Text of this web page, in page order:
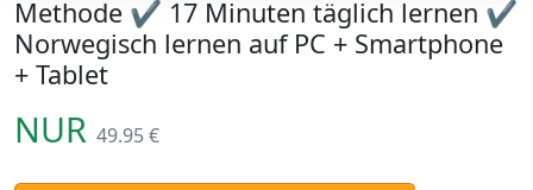
Methode ✔ 17 Minuten täglich lernen ✔
Norwegisch lernen auf PC + Smartphone
+ Tablet
NUR 49.95 €